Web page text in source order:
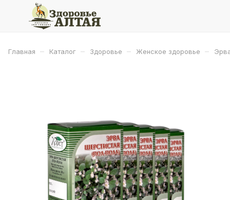
Главная – Каталог – Здоровье – Женское здоровье –